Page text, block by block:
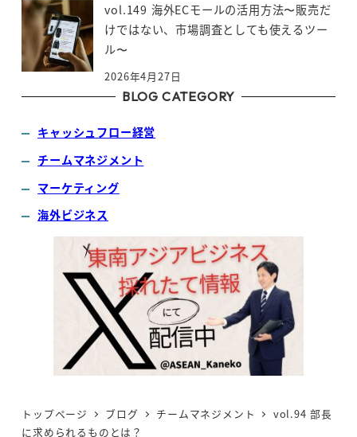
vol.149 海外ECモールの活用方法〜販売だ
けではない、市場調査としても使えるツー
ル〜
2026年4月27日
BLOG CATEGORY
キャッシュフロー経営
チームマネジメント
マーケティング
海外ビジネス
トップページ ブログ チームマネジメント
vol.94 部長
に求められるものとは？